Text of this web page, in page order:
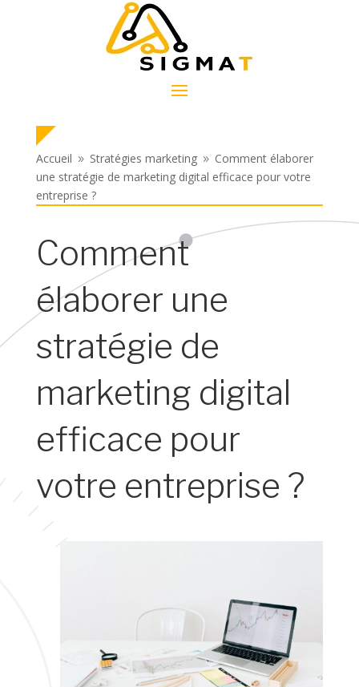
Accueil 9 Stratégies marketing 9 Comment élaborer
une stratégie de marketing digital efficace pour votre
entreprise ?
Comment
élaborer une
stratégie de
marketing digital
efficace pour
votre entreprise ?